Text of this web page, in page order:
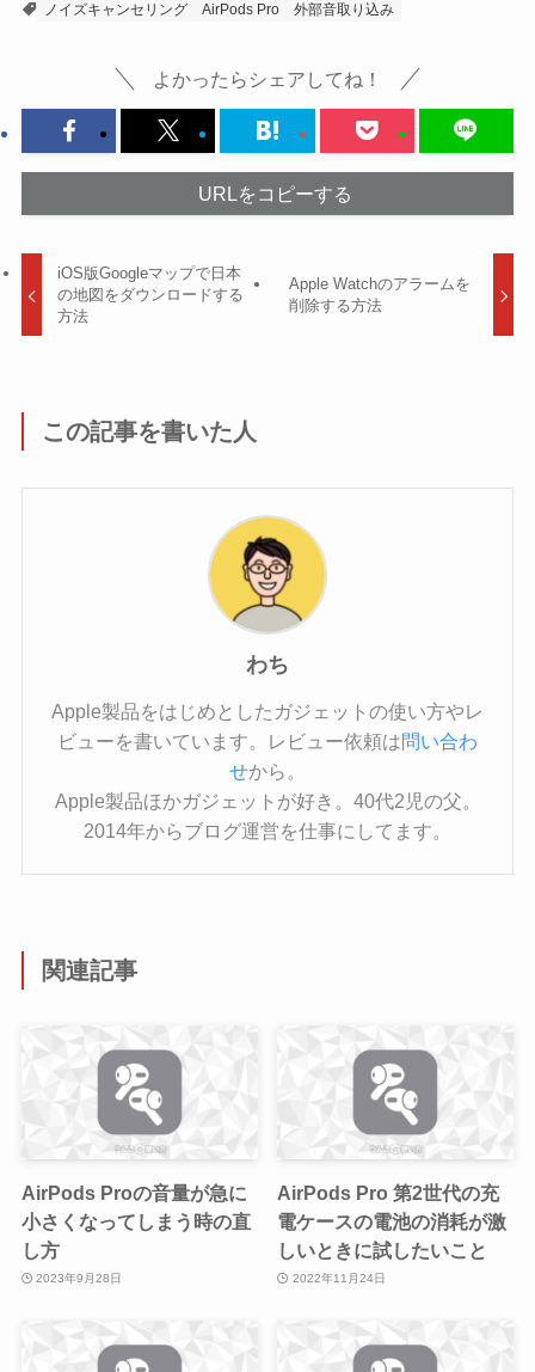
ノイズキャンセリング
AirPods Pro 外部音取り込み
よかったらシェアしてね！
URLをコピーする
iOS版Googleマップで日本
の地図をダウンロードする
方法
Apple Watchのアラームを
削除する方法
この記事を書いた人
わち
Apple製品をはじめとしたガジェットの使い方やレ
ビューを書いています。レビュー依頼は問い合わ
せから。
Apple製品ほかガジェットが好き。40代2児の父。
2014年からブログ運営を仕事にしてます。
関連記事
AirPods Proの音量が急に
小さくなってしまう時の直
し方
2023年9月28日
AirPods Pro 第2世代の充
電ケースの電池の消耗が激
しいときに試したいこと
2022年11月24日